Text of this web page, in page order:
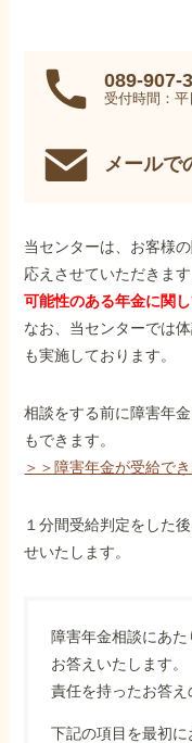
089-907-
受付時間：
メールで
当センターは、お客様
応えさせていただきま
可能性のある年金に関
なお、当センターでは
も実施しております。
相談をする前に障害年
もできます。
＞＞障害年金が受給で
１分間受給判定をした
せいたします。
障害年金相談にあ
お答えいたします。
責任を持ったお答え
下記の項目を最初